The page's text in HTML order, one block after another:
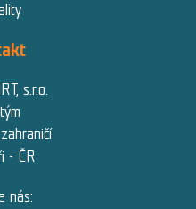
s.r.o.
- ČR
nás: